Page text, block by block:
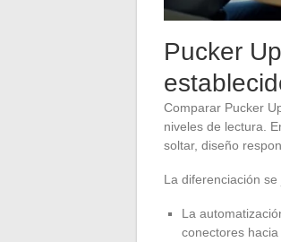
Pucker
Comparar Pucker
niveles de lectura.
soltar, diseño
La diferenciación
La
conectores